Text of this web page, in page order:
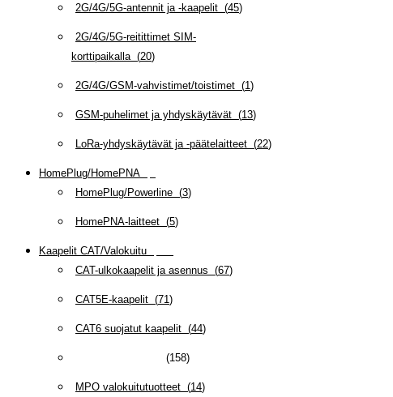
2G/4G/5G-antennit ja -kaapelit (45)
2G/4G/5G-reitittimet SIM-
korttipaikalla (20)
2G/4G/GSM-vahvistimet/toistimet (1)
GSM-puhelimet ja yhdyskäytävät (13)
LoRa-yhdyskäytävät ja -päätelaitteet (22)
HomePlug/HomePNA
HomePlug/Powerline (3)
HomePNA-laitteet (5)
Kaapelit CAT/Valokuitu
CAT-ulkokaapelit ja asennus (67)
CAT5E-kaapelit (71)
CAT6 suojatut kaapelit (44)
(158)
MPO valokuitutuotteet (14)